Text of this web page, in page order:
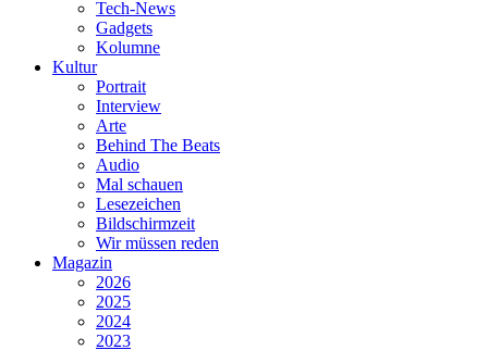
Tech-News
Gadgets
Kolumne
Kultur
Portrait
Interview
Arte
Behind The Beats
Audio
Mal schauen
Lesezeichen
Bildschirmzeit
Wir müssen reden
Magazin
2026
2025
2024
2023